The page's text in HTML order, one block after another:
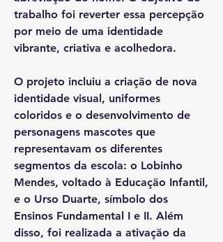
trabalho foi reverter essa percepção
por meio de uma identidade
vibrante, criativa e acolhedora.
O projeto incluiu a criação de nova
identidade visual, uniformes
coloridos e o desenvolvimento de
personagens mascotes que
representavam os diferentes
segmentos da escola: o Lobinho
Mendes, voltado à Educação Infantil,
e o Urso Duarte, símbolo dos
Ensinos Fundamental I e II. Além
disso, foi realizada a ativação da